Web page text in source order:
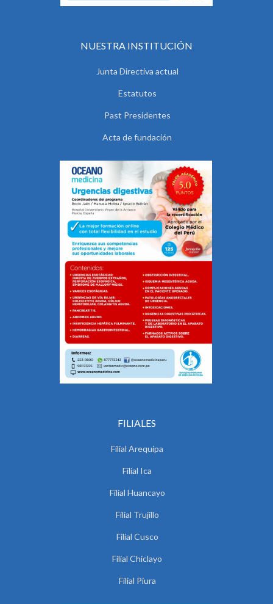
NUESTRA INSTITUCIÓN
Junta Directiva actual
Estatutos
Past Presidentes
Acta de fundación
FILIALES
Filial Arequipa
Filial Ica
Filial Huancayo
Filial Trujillo
Filial Cusco
Filial Chiclayo
Filial Piura